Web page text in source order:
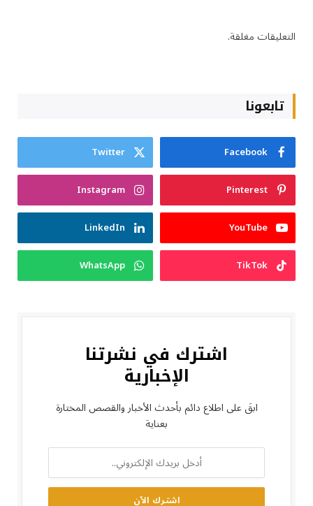
التعليقات مغلقة.
تابعونا
Facebook
Twitter
Pinterest
Instagram
YouTube
LinkedIn
TikTok
WhatsApp
اشترك في نشرتنا
الإخبارية
ابقَ على اطلاع دائم بأحدث الأخبار والقصص المختارة
بعناية